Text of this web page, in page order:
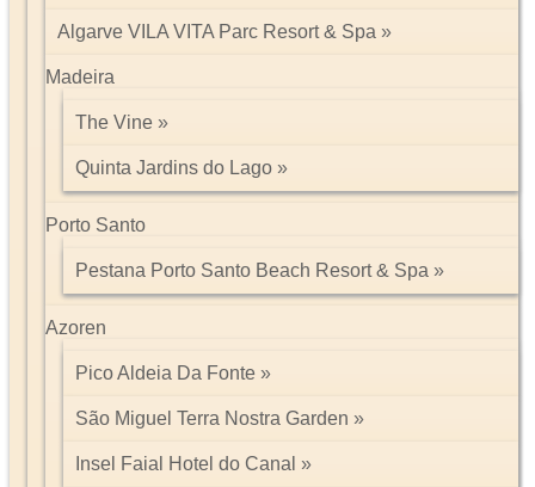
Algarve VILA VITA Parc Resort & Spa
Madeira
The Vine
Quinta Jardins do Lago
Porto Santo
Pestana Porto Santo Beach Resort & Spa
Azoren
Pico Aldeia Da Fonte
São Miguel Terra Nostra Garden
Insel Faial Hotel do Canal